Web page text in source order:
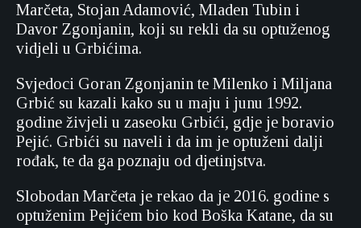
Marčeta, Stojan Adamović, Mladen Tubin i
Davor Zgonjanin, koji su rekli da su optuženog
vidjeli u Grbićima.
Svjedoci Goran Zgonjanin te Milenko i Miljana
Grbić su kazali kako su u maju i junu 1992.
godine živjeli u zaseoku Grbići, gdje je boravio
Pejić. Grbići su naveli i da im je optuženi dalji
rođak, te da ga poznaju od djetinjstva.
Slobodan Marčeta je rekao da je 2016. godine s
optuženim Pejićem bio kod Boška Katane, da su